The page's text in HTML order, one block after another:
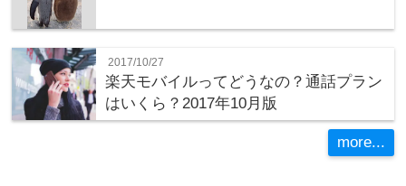
2017/10/27
楽天モバイルってどうなの？通話プラン
はいくら？2017年10月版
more...